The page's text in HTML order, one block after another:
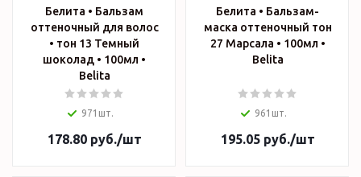
Белита • Бальзам
оттеночный для волос
• тон 13 Темный
шоколад • 100мл •
Belita
971шт.
178.80руб./шт
Белита • Бальзам-
маска оттеночный тон
27 Марсала • 100мл •
Belita
961шт.
195.05руб./шт